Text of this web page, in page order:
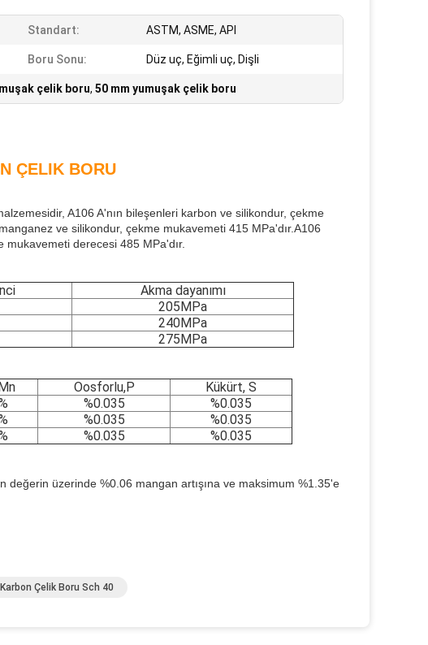
Standart: ASTM, ASME, API
Boru Sonu: Düz uç, Eğimli uç, Dişli
çelik boru, 50 mm yumuşak çelik boru
ÇELIK BORU
A106 A'nın bileşenleri karbon ve silikondur, çekme
ve silikondur, çekme mukavemeti 415 MPa'dır.A106
derecesi 485 MPa'dır.
Akma dayanımı
205MPa
240MPa
275MPa
Oosforlu,P
Kükürt, S
%0.035
%0.035
%0.035
%0.035
%0.035 %0.035
üzerinde %0.06 mangan artışına ve maksimum %1.35'e
Çelik Boru Sch 40